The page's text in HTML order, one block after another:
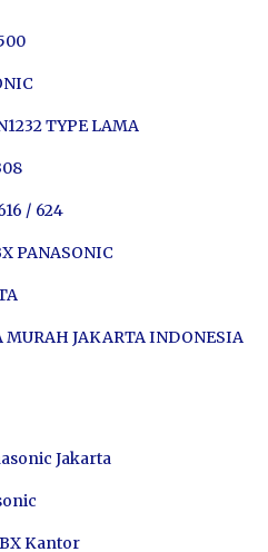
TYPE LAMA
/ 624
PANASONIC
MURAH JAKARTA INDONESIA
Jakarta
Kantor